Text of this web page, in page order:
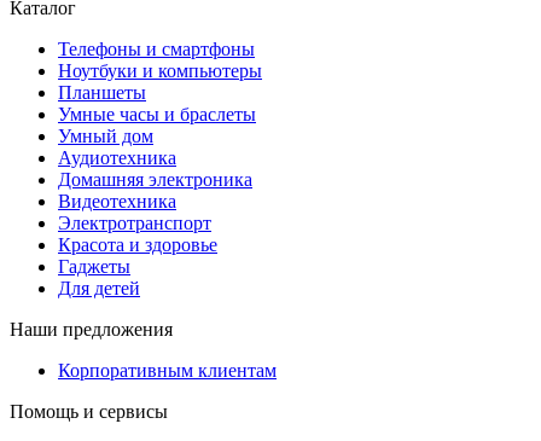
Каталог
Телефоны и смартфоны
Ноутбуки и компьютеры
Планшеты
Умные часы и браслеты
Умный дом
Аудиотехника
Домашняя электроника
Видеотехника
Электротранспорт
Красота и здоровье
Гаджеты
Для детей
Наши предложения
Корпоративным клиентам
Помощь и сервисы